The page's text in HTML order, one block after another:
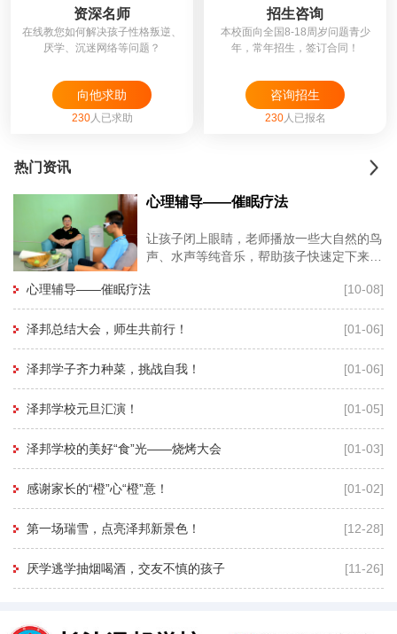
资深名师
在线教您如何解决孩子性格叛逆、
厌学、沉迷网络等问题？
向他求助
230人已求助
招生咨询
本校面向全国8-18周岁问题青少
年，常年招生，签订合同！
咨询招生
230人已报名
热门资讯
心理辅导——催眠疗法
让孩子闭上眼睛，老师播放一些大自然的鸟
声、水声等纯音乐，帮助孩子快速定下来，
利于心理老师深度进入孩子的
心理辅导——催眠疗法 [10-08]
泽邦总结大会，师生共前行！ [01-06]
泽邦学子齐力种菜，挑战自我！ [01-06]
泽邦学校元旦汇演！ [01-05]
泽邦学校的美好“食”光——烧烤大会 [01-03]
感谢家长的“橙”心“橙”意！ [01-02]
第一场瑞雪，点亮泽邦新景色！ [12-28]
厌学逃学抽烟喝酒，交友不慎的孩子 [11-26]